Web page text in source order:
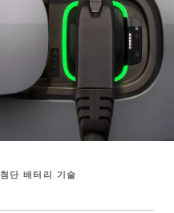
첨단 배터리 기술